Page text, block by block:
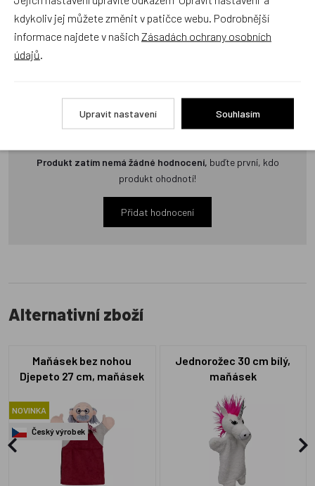
Zatím zde nejsou žádné dotazy. Buďte první, kdo se zeptá!
Produkt zatím nemá žádné hodnocení, buďte první, kdo
produkt ohodnotí!
Přidat hodnocení
Alternativní zboží
Maňásek bez nohou
Djepeto 27 cm, maňásek
NOVINKA
Český výrobek
Jednorožec 30 cm bílý,
maňásek
kdykoliv jej můžete změnit v patičce webu. Podrobnější
informace najdete v našich Zásadách ochrany osobních
údajů
Upravit nastavení Souhlasím